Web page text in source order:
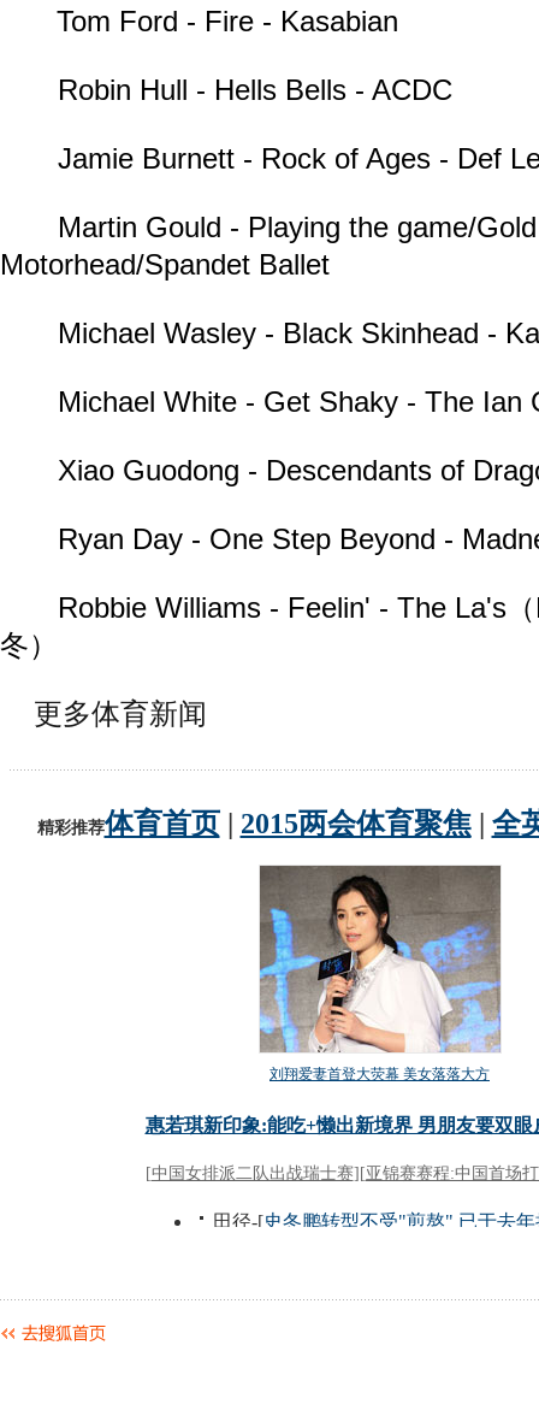
Tom Ford - Fire - Kasabian
Robin Hull - Hells Bells - ACDC
Jamie Burnett - Rock of Ages - Def
Martin Gould - Playing the game/Gold
Motorhead/Spandet Ballet
Michael Wasley - Black Skinhead -
Michael White - Get Shaky - The Ian
Xiao Guodong - Descendants of
Ryan Day - One Step Beyond -
Robbie Williams - Feelin' - The La's（
冬）
更多体育新闻